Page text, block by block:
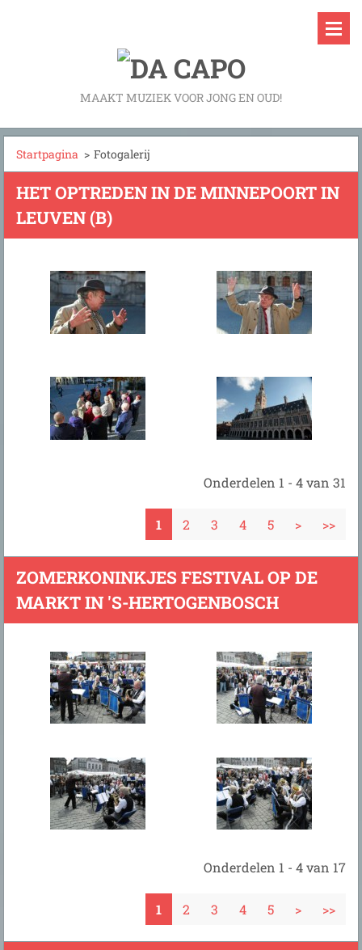
MAAKT MUZIEK VOOR JONG EN OUD!
Startpagina > Fotogalerij
HET OPTREDEN IN DE MINNEPOORT IN
LEUVEN (B)
Onderdelen 1 - 4 van 31
1 2 3 4 5 > >>
ZOMERKONINKJES FESTIVAL OP DE
MARKT IN 'S-HERTOGENBOSCH
Onderdelen 1 - 4 van 17
1 2 3 4 5 > >>